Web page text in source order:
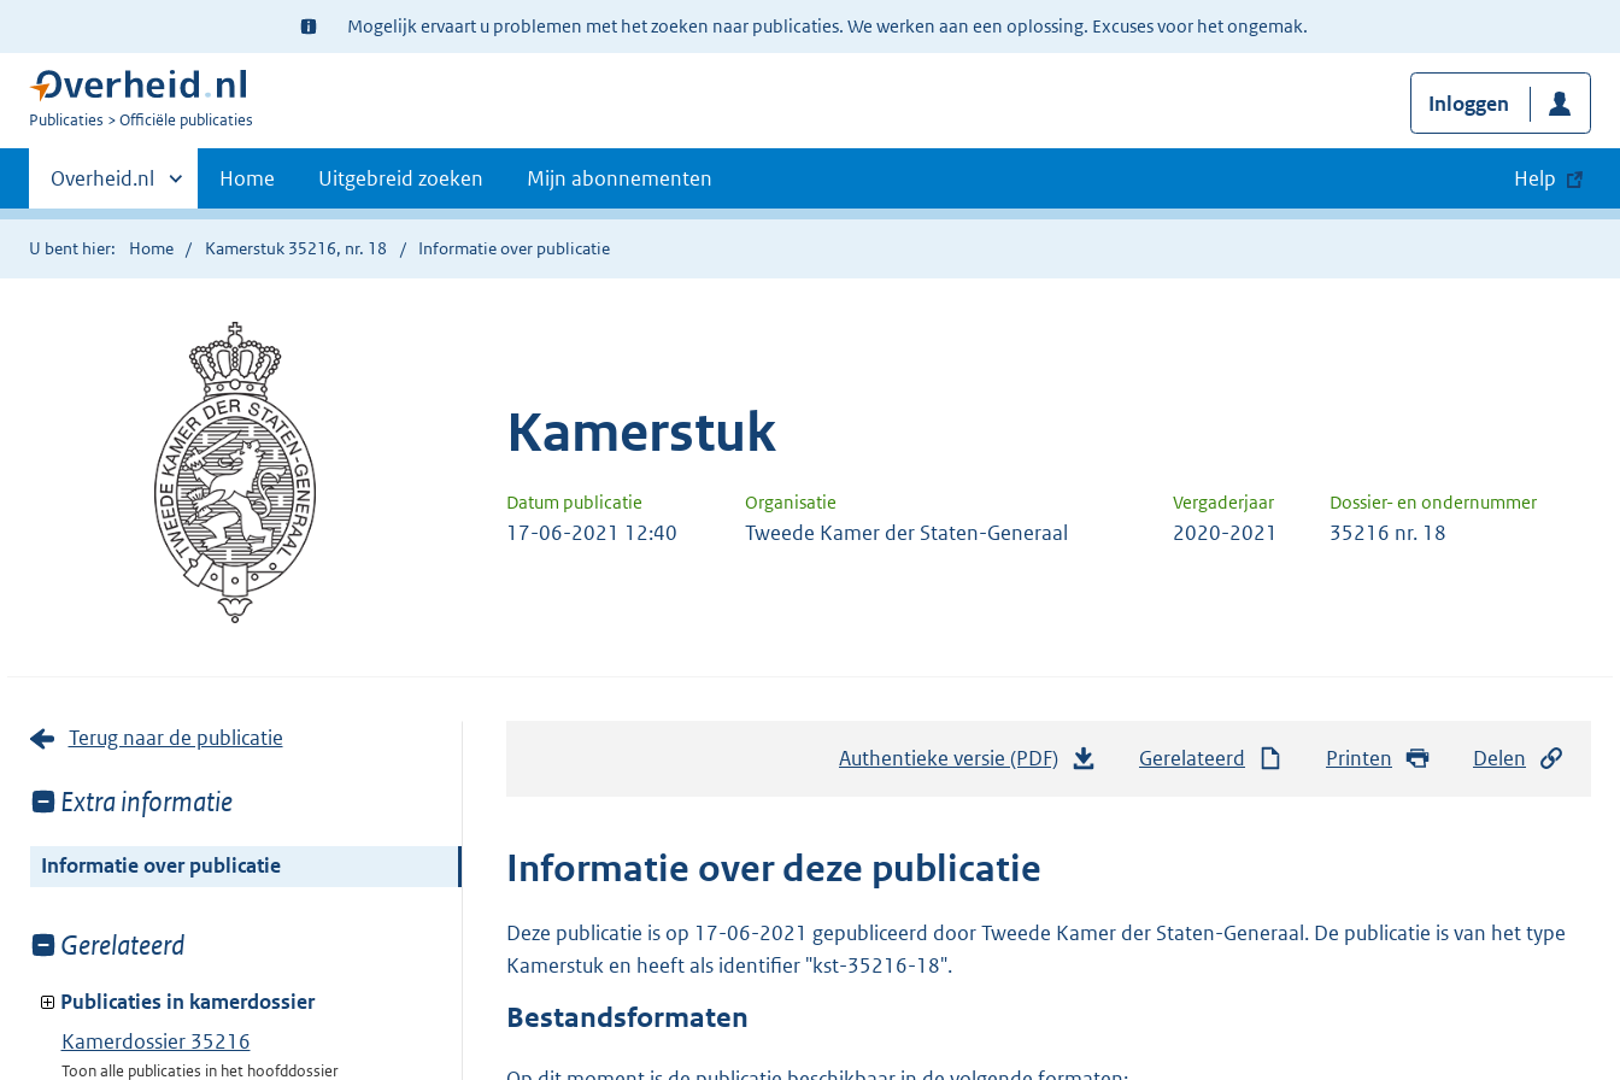
Ter
informatie:
Mogelijk ervaart u problemen met het zoeken naar publicaties. We werken aan een oplossing. Excuses voor het ongemak.
U
Publicaties Officiële publicaties
Inloggen
Primaire
navigatie
Andere
sites
binnen
Overheid.nl Home Uitgebreid zoeken Mijn abonnementen Help
U bent hier: Home Kamerstuk 35216, nr. 18 Informatie over publicatie
Kamerstuk
Datum publicatie Organisatie Vergaderjaar Dossier- en ondernummer
17-06-2021 12:40 Tweede Kamer der Staten-Generaal 2020-2021 35216 nr. 18
Terug naar de publicatie
Toon
van:
Extra informatie
Informatie over publicatie
Toon
van:
Gerelateerd
Publicaties in kamerdossier
Kamerdossier 35216
Toon alle publicaties in het hoofddossier
Authentieke versie (PDF)
n
Gerelateerd Printen Delen
Informatie over deze publicatie
Deze publicatie is op 17-06-2021 gepubliceerd door Tweede Kamer der Staten-Generaal. De publicatie is van het type
Kamerstuk en heeft als identifier "kst-35216-18".
Bestandsformaten